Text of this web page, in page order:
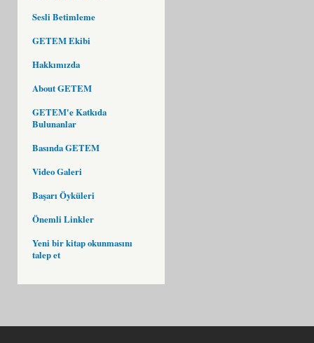
Sesli Betimleme
GETEM Ekibi
Hakkımızda
About GETEM
GETEM'e Katkıda
Bulunanlar
Basında GETEM
Video Galeri
Başarı Öyküleri
Önemli Linkler
Yeni bir kitap okunmasını
talep et